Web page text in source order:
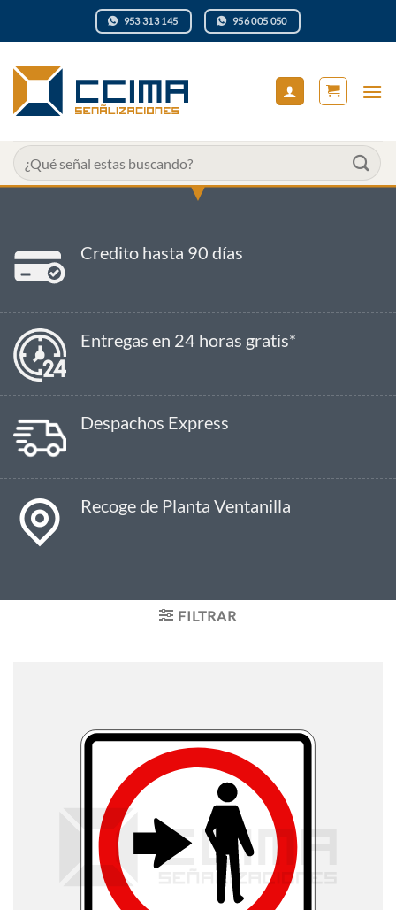
953 313 145 956 005 050
Buscar
por:
Credito hasta 90 días
Entregas en 24 horas gratis*
Despachos Express
Recoge de Planta Ventanilla
FILTRAR